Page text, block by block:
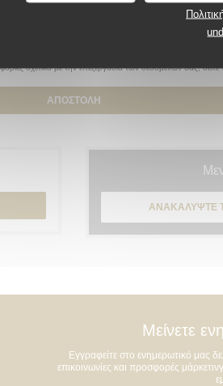
το δικαίωμα να αντιταχθείτε σε εμπορικές
σχετικά με την επεξεργασία των δεδομένων σας, δείτε
ΑΝΑΚΑΛΎΨΤΕ
Μείνετε
Εγγραφείτε στο ενημερωτικό μας
επικοινωνίες και προσφορές